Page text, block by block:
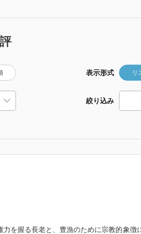
表示形式 リ
絞り込み
を握る長老と、豊漁のために宗教的象徴